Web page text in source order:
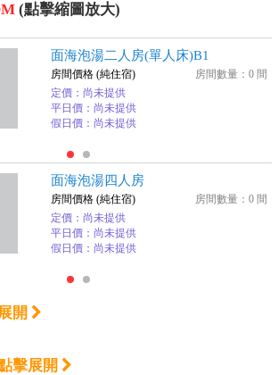
(點擊縮圖放大)
面海泡湯二人房(單人床)B1
房間數量：0 間
房間價格 (純住宿)
定價：尚未提供
平日價：尚未提供
假日價：尚未提供
面海泡湯四人房
房間數量：0 間
房間價格 (純住宿)
定價：尚未提供
平日價：尚未提供
假日價：尚未提供
開
擊展開